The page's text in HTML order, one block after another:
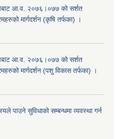
आ.व. २०७६।०७७ को सर्शत
मार्गदर्शन (कृषि तर्फका) ।
आ.व. २०७६।०७७ को सर्शत
मार्गदर्शन (पशु विकास तर्फका) ।
पाउने सुविधाको सम्बन्धमा व्यवस्था गर्न